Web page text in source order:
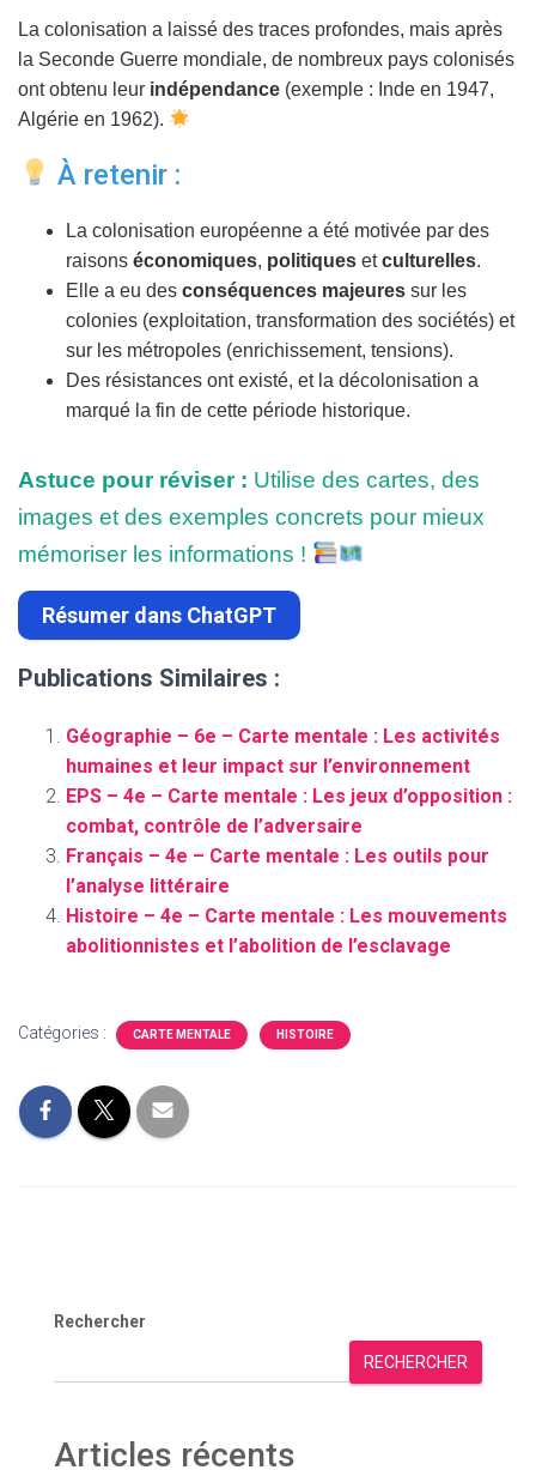
La colonisation a laissé des traces profondes, mais après
la Seconde Guerre mondiale, de nombreux pays colonisés
ont obtenu leur indépendance (exemple : Inde en 1947,
Algérie en 1962).
À retenir :
La colonisation européenne a été motivée par des
raisons économiques, politiques etculturelles.
Elle a eu des conséquences majeures sur les
colonies (exploitation, transformation des sociétés) et
sur les métropoles (enrichissement, tensions).
Des résistances ont existé, et la décolonisation a
marqué la fin de cette période historique.
Astuce pour réviser : Utilise des cartes, des
images et des exemples concrets pour mieux
mémoriser les informations !
Résumer dans ChatGPT
Publications Similaires :
Géographie – 6e – Carte mentale : Les activités
humaines et leur impact sur l’environnement
EPS – 4e – Carte mentale : Les jeux d’opposition :
combat, contrôle de l’adversaire
Français – 4e – Carte mentale : Les outils pour
l’analyse littéraire
Histoire – 4e – Carte mentale : Les mouvements
abolitionnistes et l’abolition de l’esclavage
Catégories : CARTE MENTALE HISTOIRE
Rechercher
RECHERCHER
Articles récents